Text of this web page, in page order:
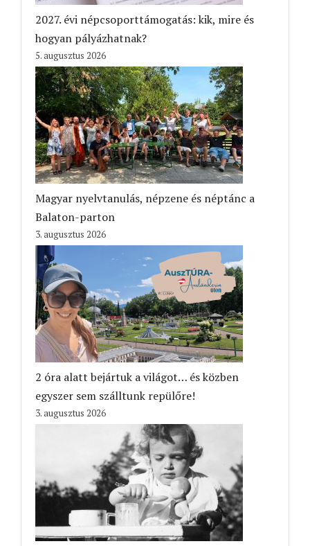
2027. évi népcsoporttámogatás: kik, mire és
hogyan pályázhatnak?
5. augusztus 2026
Magyar nyelvtanulás, népzene és néptánc a
Balaton-parton
3. augusztus 2026
2 óra alatt bejártuk a világot… és közben
egyszer sem szálltunk repülőre!
3. augusztus 2026